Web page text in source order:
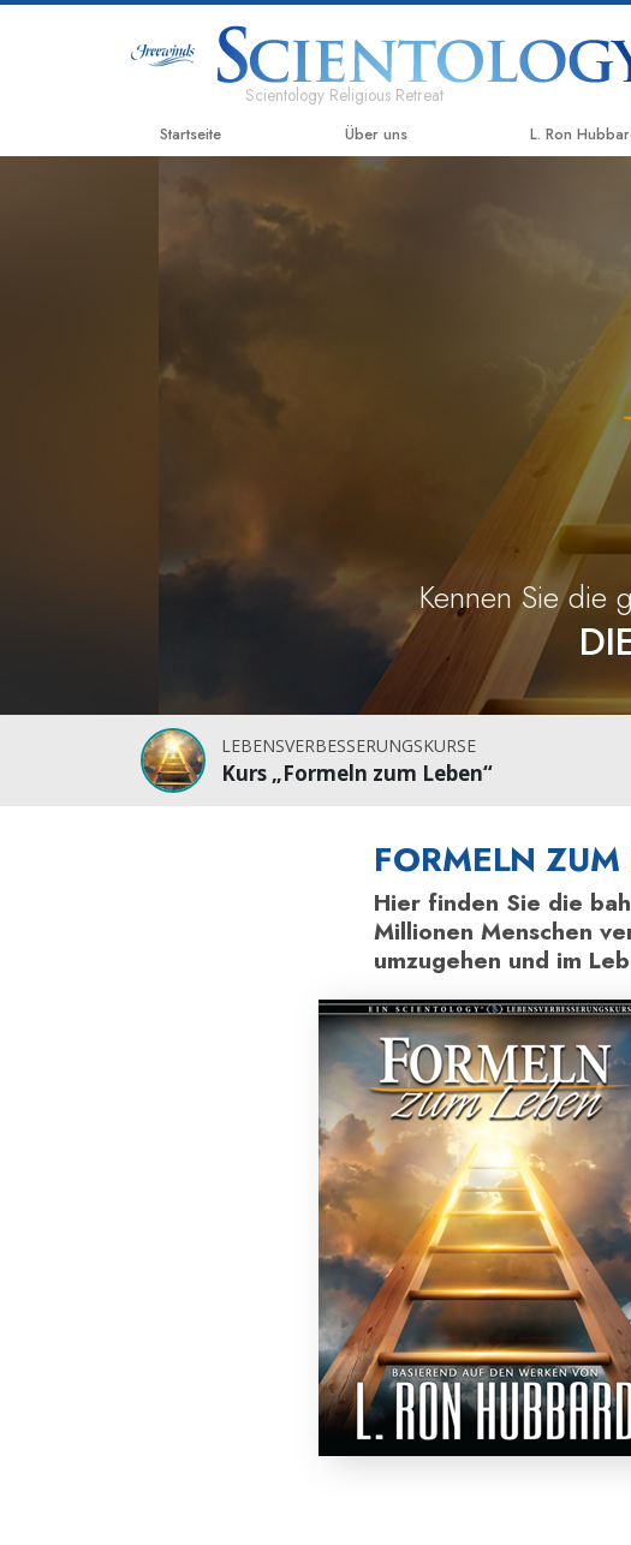
Scientology Religious Retreat
Startseite Über uns L. Ron
Kennen Sie die
LEBENSVERBESSERUNGSKURSE
Kurs „Formeln zum Leben“
FORMELN ZUM
Hier finden Sie die
Millionen Menschen
umzugehen und im